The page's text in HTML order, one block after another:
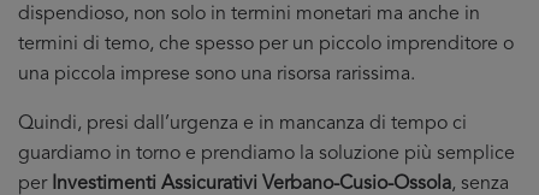
dispendioso, non solo in termini monetari ma anche in
termini di temo, che spesso per un piccolo imprenditore o
una piccola imprese sono una risorsa rarissima.
Quindi, presi dall’urgenza e in mancanza di tempo ci
guardiamo in torno e prendiamo la soluzione più semplice
per Investimenti Assicurativi Verbano-Cusio-Ossola, senza